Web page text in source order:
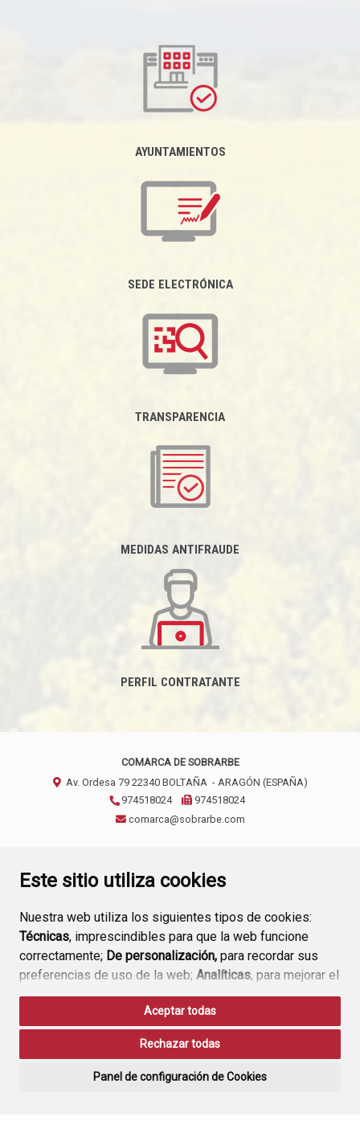
Este sitio utiliza cookies
Nuestra web utiliza los siguientes tipos de cookies:
Técnicas, imprescindibles para que la web funcione
correctamente; De personalización, para recordar sus
preferencias de uso de la web; Analíticas, para mejorar el
funcionamiento de la web y sus servicios.
Si acepta pulsando el botón“Aceptar todas”
consideramos que acepta su uso. Si pulsa el botón
ninguna acción, se guardarán las cookies técnicas
Aceptar todas
Rechazar todas
Panel de configuración de Cookies
AYUNTAMIENTOS
SEDE ELECTRÓNICA
TRANSPARENCIA
MEDIDAS ANTIFRAUDE
PERFIL CONTRATANTE
COMARCA DE SOBRARBE
Av. Ordesa 79 22340 BOLTAÑA - ARAGÓN (ESPAÑA)
974518024
974518024
comarca@sobrarbe.com